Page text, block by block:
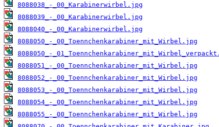
8088038_-_00_Karabinerwirbel.jpg
8088039_-_00_Karabinerwirbel.jpg
8088040_-_00_Karabinerwirbel.jpg
8088050_-_00_Toennchenkarabiner_mit_Wirbel.jpg
8088050_-
8088051_-_00_Toennchenkarabiner_mit_Wirbel.jpg
8088052_-_00_Toennchenkarabiner_mit_Wirbel.jpg
8088053_-_00_Toennchenkarabiner_mit_Wirbel.jpg
8088054_-_00_Toennchenkarabiner_mit_Wirbel.jpg
8088055_-_00_Toennchenkarabiner_mit_Wirbel.jpg